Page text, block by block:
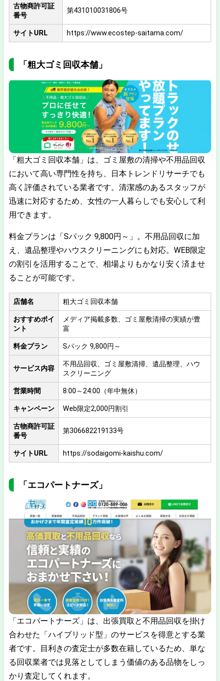
古物商許可証
番号
第431010031806号
サイトURL https://www.ecostep-saitama.com/
「粗大ゴミ回収本舗」
「粗大ゴミ回収本舗」は、ゴミ屋敷の清掃や不用品回収
において高い専門性を持ち、日本トレンドリサーチでも
高く評価されている業者です。清潔感のあるスタッフが
迅速に対応するため、女性の一人暮らしでも安心して利
用できます。
料金プランは「Sパック 9,800円～」。不用品回収に加
え、遺品整理やハウスクリーニングにも対応。WEB限定
の割引を活用することで、相場よりもかなり安く済ませ
ることが可能です。
店舗名 粗大ゴミ回収本舗
おすすめポイ
ント
メディア掲載多数、ゴミ屋敷清掃の実績が豊
富
料金プラン Sパック 9,800円～
サービス内容
不用品回収、ゴミ屋敷清掃、遺品整理、ハウ
スクリーニング
営業時間 8:00～24:00（年中無休）
キャンペーン Web限定2,000円割引
古物商許可証
番号
第306682219133号
サイトURL https://sodaigomi-kaishu.com/
「エコパートナーズ」
「エコパートナーズ」は、出張買取と不用品回収を掛け
合わせた「ハイブリッド型」のサービスを得意とする業
者です。目利きの査定士が多数在籍しているため、単な
る回収業者では見落としてしまう価値のある品物をしっ
かり査定してくれます。